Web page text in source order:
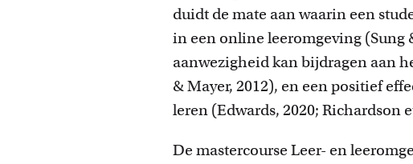
Bekijk het professionaliseringsaanbod voor docenten per
Lees
duidt de mate aan waarin een
in een online leeromgeving (Sung
aanwezigheid kan bijdragen aan
& Mayer, 2012), en een positief
leren (Edwards, 2020; Richardson
De mastercourse Leer- en